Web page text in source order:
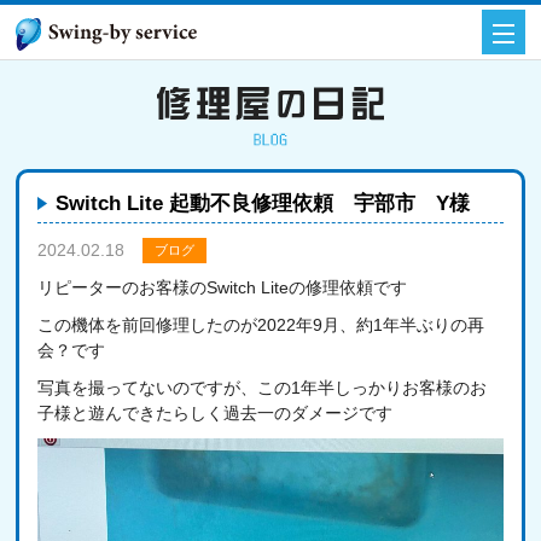
Switch Lite 起動不良修理依頼 宇部市 Y様
2024.02.18 ブログ
リピーターのお客様のSwitch Liteの修理依頼です
この機体を前回修理したのが2022年9月、約1年半ぶりの再
会？です
写真を撮ってないのですが、この1年半しっかりお客様のお
子様と遊んできたらしく過去一のダメージです